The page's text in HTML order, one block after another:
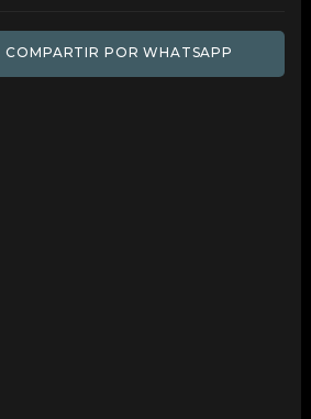
COMPARTIR POR WHATSAPP